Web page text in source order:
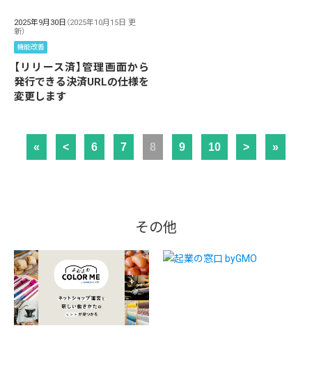
2025年9月30日 （2025年10月15日 更
新）
機能改善
【リリース済】管理画面から
発行できる決済URLの仕様を
変更します
« < 6 7 8 9 10 > »
その他